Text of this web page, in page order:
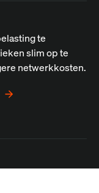
te
slim op te
netwerkkosten.